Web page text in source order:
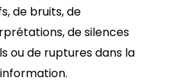
de bruits, de
de silences
ou de ruptures dans la